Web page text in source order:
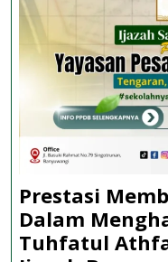
Prestasi
Dalam
Tuhfatul